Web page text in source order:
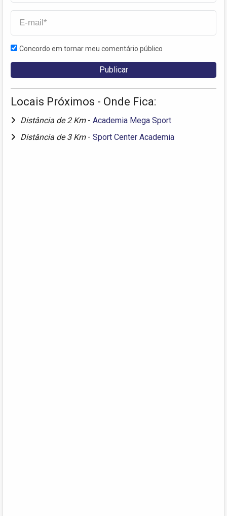
Concordo em tornar meu comentário público
Locais Próximos - Onde Fica:
Distância de 2 Km - Academia Mega Sport
Distância de 3 Km - Sport Center Academia